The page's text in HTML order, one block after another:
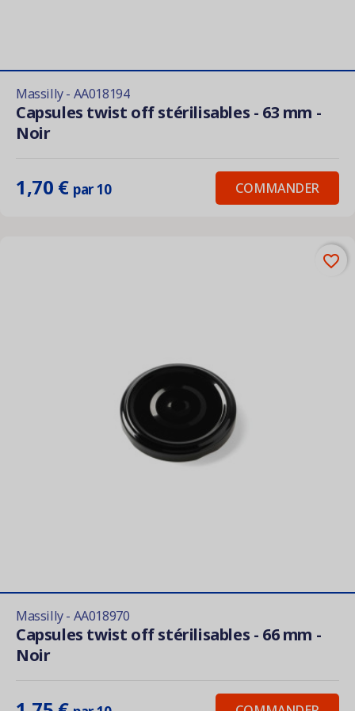
Massilly - AA018194
Capsules twist off stérilisables - 63 mm -
Noir
1,70 € par 10 COMMANDER
Massilly - AA018970
Capsules twist off stérilisables - 66 mm -
Noir
favorite_border